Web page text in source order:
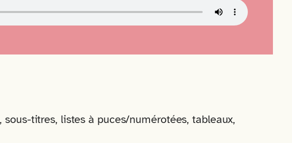
titres, listes à puces/numérotées, tableaux,